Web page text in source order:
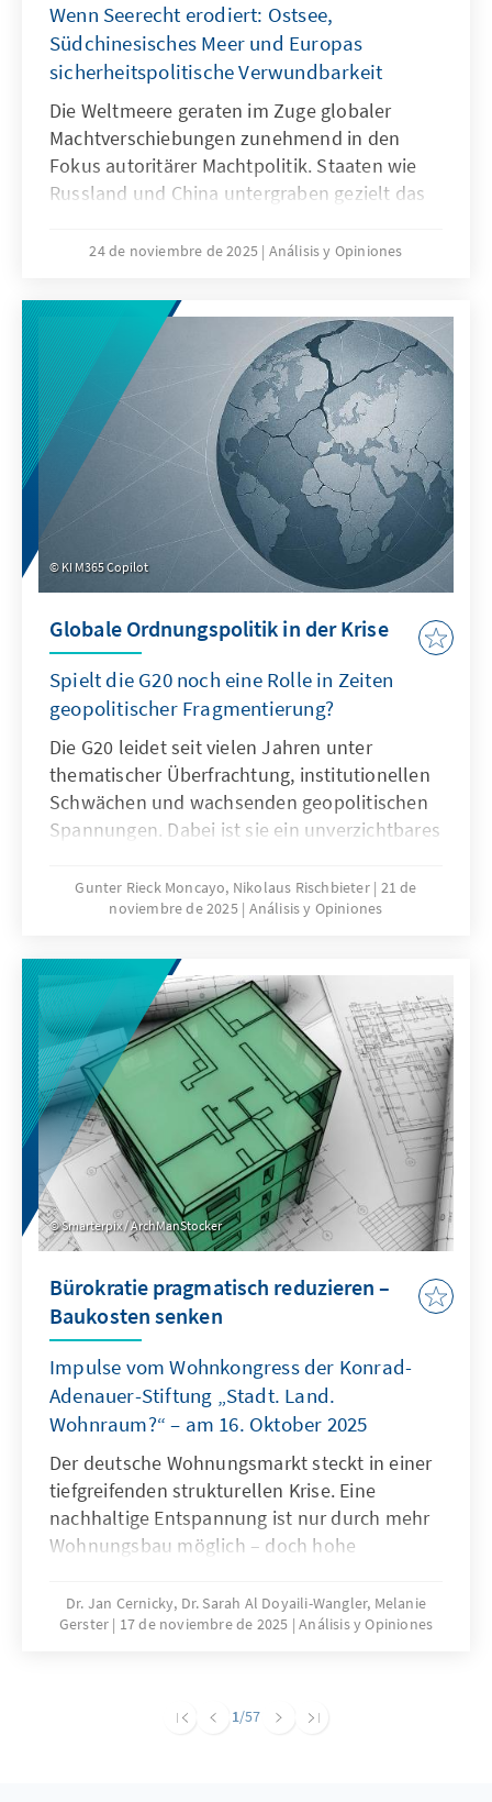
Strukturen passen.
Wenn Seerecht erodiert: Ostsee,
Südchinesisches Meer und Europas
sicherheitspolitische Verwundbarkeit
Die Weltmeere geraten im Zuge globaler
Machtverschiebungen zunehmend in den
Fokus autoritärer Machtpolitik. Staaten wie
Russland und China untergraben gezielt das
formen – eine Praxis, die als „Lawfare“
Sabotageakte Europas Verwundbarkeit, im
Südchinesischen Meer demonstriert China,
wie Recht zur Machtfrage wird. Beide Fälle
verdeutlichen: Wo das Seerecht unterwandert
wird, geraten Europas Sicherheit,
Handlungsfähigkeit und die regelbasierte
Ordnung ins Wanken.
24 de noviembre de 2025 Análisis y Opiniones
KI M365 Copilot
Globale Ordnungspolitik in der Krise
Spielt die G20 noch eine Rolle in Zeiten
geopolitischer Fragmentierung?
Die G20 leidet seit vielen Jahren unter
thematischer Überfrachtung, institutionellen
Schwächen und wachsenden geopolitischen
Spannungen. Dabei ist sie ein unverzichtbares
muss daher ihre Legitimität und Wirksamkeit
zurückgewinnen. Dies kann nur gelingen,
konzentriert, die Troika zu einer mehrjährigen
Planungsinstanz weiterentwickelt, die OECD
als Quasi-Sekretariat institutionell stärkt und
ihre Arbeitsweise stärker auf umsetzbare
Ergebnisse ausrichtet.
Gunter Rieck Moncayo, Nikolaus Rischbieter 21 de
noviembre de 2025 Análisis y Opiniones
Smarterpix / ArchManStocker
Bürokratie pragmatisch reduzieren –
Baukosten senken
Impulse vom Wohnkongress der Konrad-
Adenauer-Stiftung „Stadt. Land.
Wohnraum?“ – am 16. Oktober 2025
Der deutsche Wohnungsmarkt steckt in einer
tiefgreifenden strukturellen Krise. Eine
nachhaltige Entspannung ist nur durch mehr
Wohnungsbau möglich – doch hohe
Vorgaben bremsen die Bautätigkeit erheblich.
Zur Lösung des Problems bedarf es einer
Dr. Jan Cernicky, Dr. Sarah Al Doyaili-Wangler, Melanie
Gerster
17 de noviembre de 2025 Análisis y Opiniones
1/57